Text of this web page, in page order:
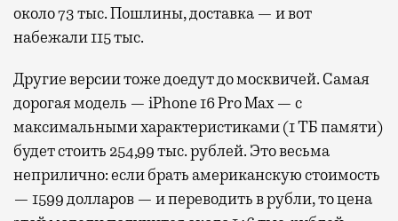
около 73 тыс. Пошлины, доставка — и вот
набежали 115 тыс.
Другие версии тоже доедут до москвичей. Самая
дорогая модель — iPhone 16 Pro Max — с
максимальными характеристиками (1 ТБ памяти)
будет стоить 254,99 тыс. рублей. Это весьма
неприлично: если брать американскую стоимость
— 1599 долларов — и переводить в рубли, то цена